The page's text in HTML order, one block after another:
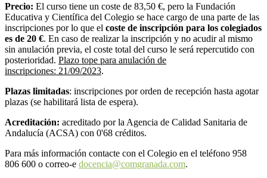
Precio: El curso tiene un coste de 83,50 €, pero la Fundación
Educativa y Científica del Colegio se hace cargo de una parte de las
inscripciones por lo que el coste de inscripción para los colegiados
es de 20 €. En caso de realizar la inscripción y no acudir al mismo
sin anulación previa, el coste total del curso le será repercutido con
posterioridad. Plazo tope para anulación de
inscripciones: 21/09/2023.
Plazas limitadas: inscripciones por orden de recepción hasta agotar
plazas (se habilitará lista de espera).
Acreditación: acreditado por la Agencia de Calidad Sanitaria de
Andalucía (ACSA) con 0'68 créditos.
Para más información contacte con el Colegio en el teléfono 958
806 600 o correo-e docencia@comgranada.com.